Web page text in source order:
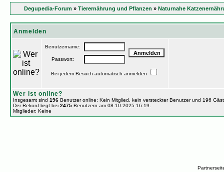
Degupedia-Forum » Tierernährung und Pflanzen » Naturnahe
Anmelden
Benutzername:
Passwort:
Bei jedem Besuch automatisch anmelden
Wer ist online?
Insgesamt sind 196Benutzer online: Kein Mitglied, kein versteckter Benutzer und 196
Der Rekord liegt bei 2475Benutzern am 08.10.2025 16:19.
Mitglieder: Keine